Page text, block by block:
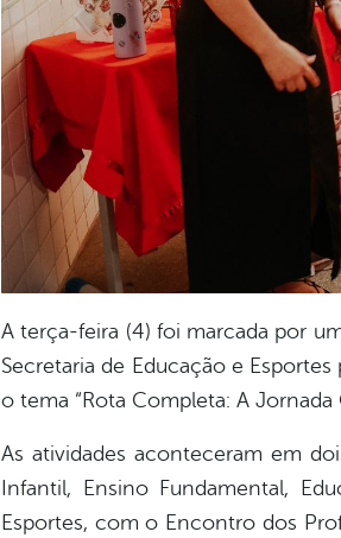
A terça-feira (4) foi marcada por
Secretaria de Educação e
o tema “Rota Completa: A Jornada
As atividades aconteceram em
Infantil, Ensino Fundamental,
Esportes, com o Encontro dos